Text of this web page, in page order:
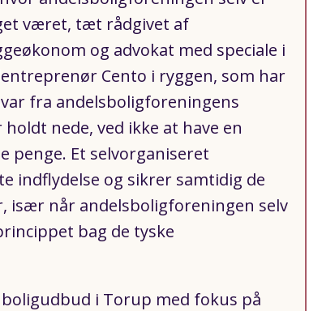
været, tæt rådgivet af
og advokat med speciale i
Cento i ryggen, som har
fra andelsboligforeningens
nede, ved ikke at have en
penge. Et selvorganiseret
indflydelse og sikrer samtidig de
især når andelsboligforeningen selv
bag de tyske
i Torup med fokus på